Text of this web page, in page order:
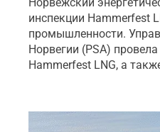
инспекции Hammerfest
промышленности.
Норвегии (PSA)
Hammerfest LNG, а